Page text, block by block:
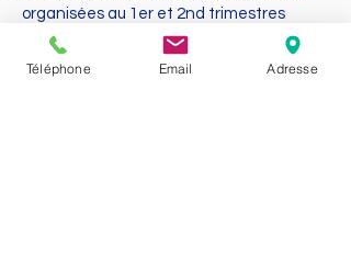
organisées au 1er et 2nd trimestres
Dialogue possible toute l'année
avec
l'équipe éducative (rdv individualisés)
Téléphone Email Adresse